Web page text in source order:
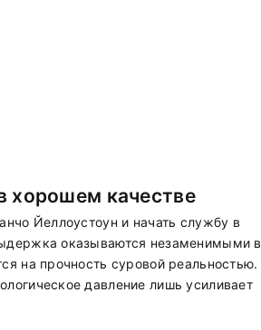
хорошем качестве
Йеллоустоун и начать службу в
оказываются незаменимыми в
на прочность суровой реальностью.
давление лишь усиливает